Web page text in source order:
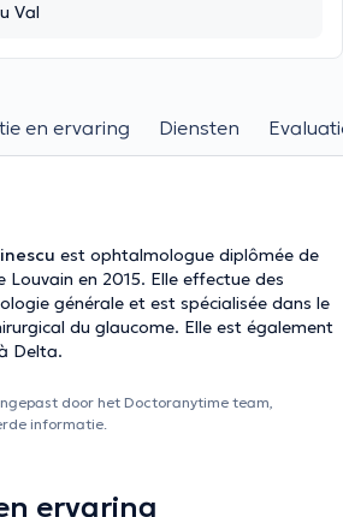
Val
en ervaring Diensten
est ophtalmologue diplômée de
Louvain en 2015. Elle effectue des
générale et est spécialisée dans le
du glaucome. Elle est également
Delta.
door het Doctoranytime team,
informatie.
ervaring